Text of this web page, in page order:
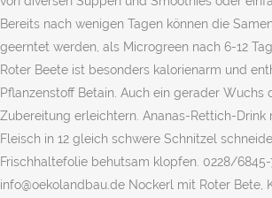
Bereits nach wenigen Tagen können die
geerntet werden, als Microgreen nach 6-12
Roter Beete ist besonders kalorienarm und
Pflanzenstoff Betain. Auch ein gerader Wuchs
Zubereitung erleichtern. Ananas-Rettich-Drink
Fleisch in 12 gleich schwere Schnitzel
Frischhaltefolie behutsam klopfen. 0228/6845-
info@oekolandbau.de Nockerl mit Roter Bete,